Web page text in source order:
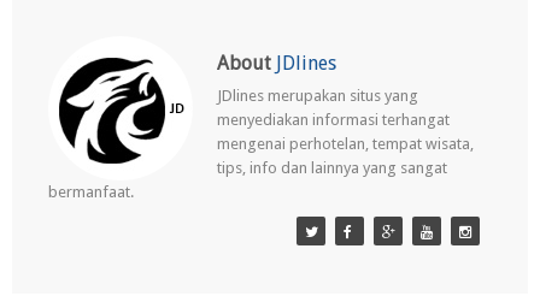
About JDlines
JDlines merupakan situs yang
menyediakan informasi terhangat
mengenai perhotelan, tempat wisata,
tips, info dan lainnya yang sangat
bermanfaat.